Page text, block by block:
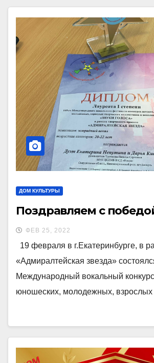
ДОМ КУЛЬТУРЫ
Поздравляем с
ФЕВ 25, 2022
19 февраля в г.Екатеринбурге, в
«Адмиралтейская звезда»
Международный вокальный конкурс
юношеских, молодежных, взрослых